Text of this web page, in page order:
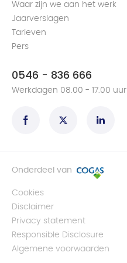
Waar zijn we aan het werk
Jaarverslagen
Tarieven
Pers
0546 - 836 666
Werkdagen 08.00 - 17.00 uur
Onderdeel van
Cookies
Disclaimer
Privacy statement
Responsible Disclosure
Algemene voorwaarden